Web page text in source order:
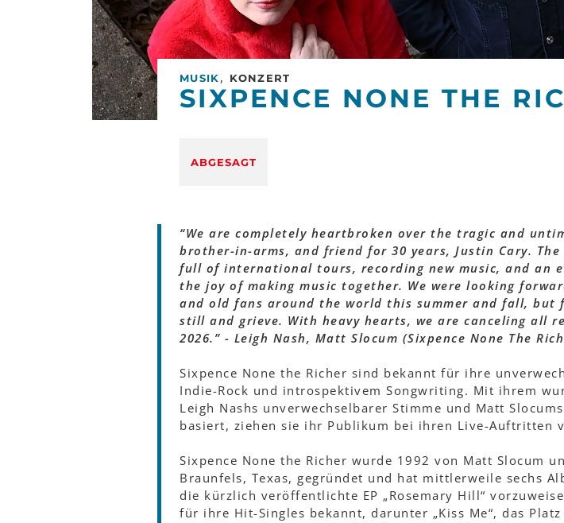
MUSIK, KONZERT
SIXPENCE NONE THE
ABGESAGT
“We are completely heartbroken over the tragic and
brother-in-arms, and friend for 30 years, Justin Cary.
full of international tours, recording new music, and an
the joy of making music together. We were looking
and old fans around the world this summer and fall, but
still and grieve. With heavy hearts, we are canceling all
2026.” - Leigh Nash, Matt Slocum (Sixpence None The
Sixpence None the Richer sind bekannt für ihre
Indie-Rock und introspektivem Songwriting. Mit ihrem
Leigh Nashs unverwechselbarer Stimme und Matt
basiert, ziehen sie ihr Publikum bei ihren Live-Auftritten
Sixpence None the Richer wurde 1992 von Matt Slocum
Braunfels, Texas, gegründet und hat mittlerweile sechs
die kürzlich veröffentlichte EP „Rosemary Hill“
für ihre Hit-Singles bekannt, darunter „Kiss Me“, das